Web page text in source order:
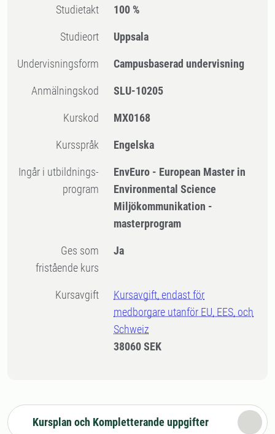
Studietakt 100 %
Studieort Uppsala
Undervisningsform Campusbaserad undervisning
Anmälningskod SLU-10205
Kurskod MX0168
Kursspråk Engelska
Ingår i utbildnings-
program
EnvEuro - European Master in
Environmental Science
Miljökommunikation -
masterprogram
Ges som
fristående kurs
Ja
Kursavgift
Kursavgift, endast för
medborgare utanför EU, EES, och
Schweiz
38060 SEK
Kursplan och Kompletterande uppgifter